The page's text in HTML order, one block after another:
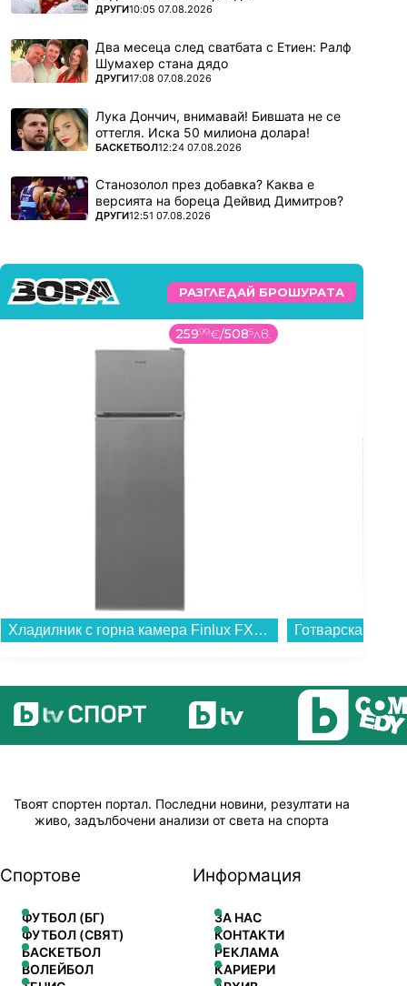
ПОВЕЧЕ ОТ
ДРУГИ10:05 07.08.2026
Два месеца след сватбата с Етиен: Ралф
Шумахер стана дядо
ПОВЕЧЕ ОТ
ДРУГИ17:08 07.08.2026
Лука Дончич, внимавай! Бившата не се
оттегля. Иска 50 милиона долара!
ПОВЕЧЕ ОТ
БАСКЕТБОЛ12:24 07.08.2026
Станозолол през добавка? Каква е
версията на бореца Дейвид Димитров?
ПОВЕЧЕ ОТ
ДРУГИ12:51 07.08.2026
РАЗГЛЕДАЙ БРОШУРАТА
21999€/43027лв.
Готварска печка (ток) Crown 6410A , 4 ток , Бял...
Твоят спортен портал. Последни новини, резултати на
живо, задълбочени анализи от света на спорта
Спортове
ФУТБОЛ (БГ)
ФУТБОЛ (СВЯТ)
БАСКЕТБОЛ
ВОЛЕЙБОЛ
Информация
ЗА НАС
КОНТАКТИ
РЕКЛАМА
КАРИЕРИ